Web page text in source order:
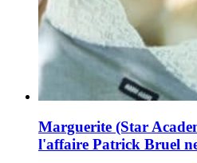
Marguerite (Star
l'affaire Patrick Bruel